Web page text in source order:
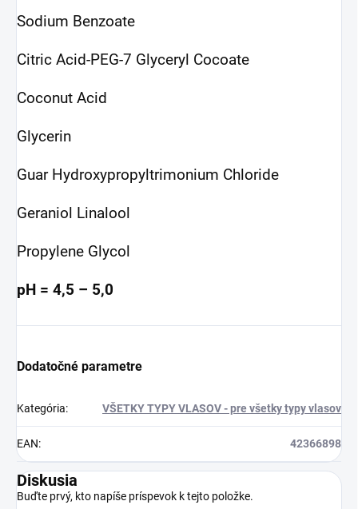
Sodium Benzoate
Citric Acid-PEG-7 Glyceryl Cocoate
Coconut Acid
Glycerin
Guar Hydroxypropyltrimonium Chloride
Geraniol Linalool
Propylene Glycol
pH = 4,5 – 5,0
Dodatočné parametre
Kategória: VŠETKY TYPY VLASOV - pre všetky typy vlasov
EAN: 42366898
Diskusia
Buďte prvý, kto napíše príspevok k tejto položke.